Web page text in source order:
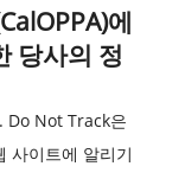
에
당사의 정
Do Not Track은
사이트에 알리기